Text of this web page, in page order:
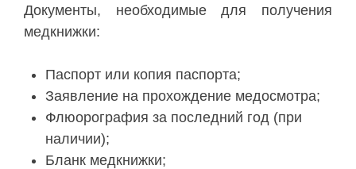
Документы, необходимые для получения
медкнижки:
Паспорт или копия паспорта;
Заявление на прохождение медосмотра;
Флюорография за последний год (при
наличии);
Бланк медкнижки;